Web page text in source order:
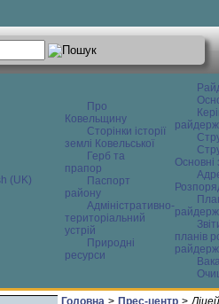
Про
Ковельщину
Сторінки історії
землі Ковельської
Герб та
прапор
Паспорт
району
Адміністративно-
територіальний
устрій
Природні
ресурси
Основні
планів
Головна > Прес-центр >